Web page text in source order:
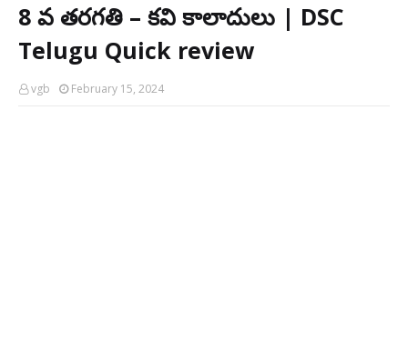
8 వ తరగతి – కవి కాలాదులు | DSC
Telugu Quick review
vgb February 15, 2024